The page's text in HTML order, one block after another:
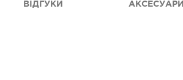
ВІДГУКИ АКСЕСУАРИ